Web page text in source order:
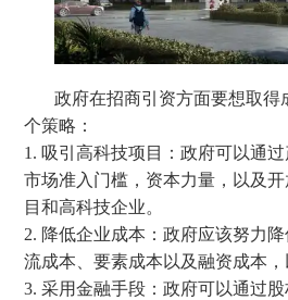
政府在招商引资方面要想取得
个策略：
1. 吸引高科技项目：政府可以通
市场准入门槛，资本力量，以及
目和高科技企业。
2. 降低企业成本：政府应该努力
流成本、要素成本以及融资成本，
3. 采用金融手段：政府可以通过